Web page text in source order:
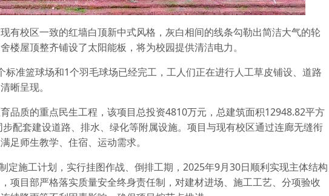
有校区一致的红墙白顶新中式风格，灰白相间的线条勾勒出简洁大气的轮
屋顶整齐铺设了太阳能板，将为校园提供清洁电力。
准篮球场和1个羽毛球场已经完工，工人们正在进行人工草皮铺设、道路
晰呈现。
品质的重点民生工程，该项目总投资4810万元，总建筑面积12948.82平方
配套建设道路、排水、绿化等附属设施。项目与现有校区通过连廊无缝衔
足师生教学、住宿、运动需求。
定施工计划，实行挂图作战、倒排工期，2025年9月30日顺利实现主体结构
项目部严格落实质量安全终身责任制，对建材进场、施工工艺、分项验收